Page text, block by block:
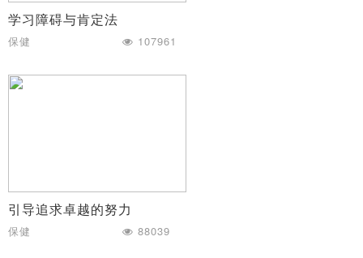
学习障碍与肯定法
保健 107961
引导追求卓越的努力
保健 88039